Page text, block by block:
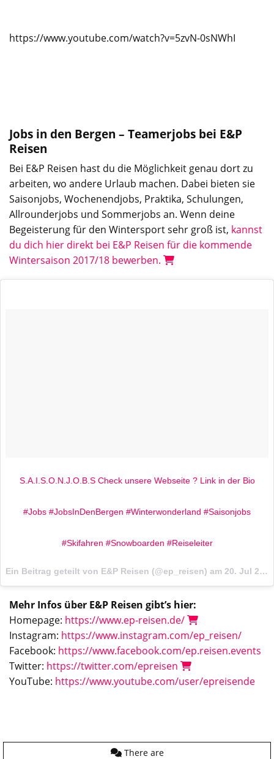
https://www.youtube.com/watch?v=5zvN-0sNWhI
Jobs in den Bergen – Teamerjobs bei E&P
Reisen
Bei E&P Reisen hast du die Möglichkeit genau dort zu
arbeiten, wo andere Urlaub machen. Dabei bieten sie
Saisonjobs, Wochenendjobs, Praktika, Schulungen,
Allrounderjobs und Sommerjobs an. Wenn deine
Begeisterung für den Wintersport sehr groß ist, kannst
du dich hier direkt bei E&P Reisen für die kommende
Wintersaison 2017/18 bewerben.
S.A.I.S.O.N.J.O.B.S Check unsere Webseite ? Link in der Bio
#Jobs #JobsInDenBergen #Winterwonderland #Saisonjobs
#Skifahren #Snowboarden #Reiseleiter
Ein Beitrag geteilt von E&P Reisen (@ep_reisen) am 20. Jul 2017 um 3:01 Uhr
Mehr Infos über E&P Reisen gibt’s hier:
Homepage: https://www.ep-reisen.de/
Instagram: https://www.instagram.com/ep_reisen/
Facebook: https://www.facebook.com/ep.reisen.events
Twitter: https://twitter.com/epreisen
YouTube: https://www.youtube.com/user/epreisende
There are